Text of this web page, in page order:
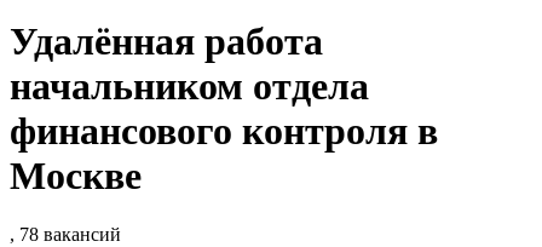
Удалённая работа
начальником отдела
финансового контроля в
Москве
, 78 вакансий